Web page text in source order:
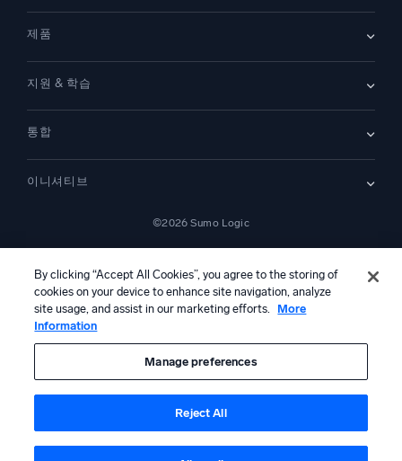
리더십
뉴스룸
문의하기
고객 사례
데모
제품
SIEM
보안을 위한 로그
모니터링 및 문제 해결
비교하기
지원 & 학습
커뮤니티
지원
플랫폼 상태
통합
Amazon S3 Audit
PCI 규정 준수
전체 보기
이니셔티브
디지털 고객 경험
도구 통합
©2026 Sumo Logic
—
캘리포니아 개인정보 보호 고지AI 지침한국어
본 콘텐츠는 생성형 인공지능 시스템에 의해 번역되었을 수 있으며 정보
제공 목적으로만 제공됩니다. 부정확성, 오류 또는 편향이 포함될 수 있으
므로, 이에 의존하여 어떠한 조치를 취하기 전에 반드시 독립적인 인간의
검토 및 검증을 거쳐야 합니다.
By clicking “Accept All Cookies”, you agree to the storing of
cookies on your device to enhance site navigation, analyze
site usage, and assist in our marketing efforts.
More
Information
Manage preferences
Reject All